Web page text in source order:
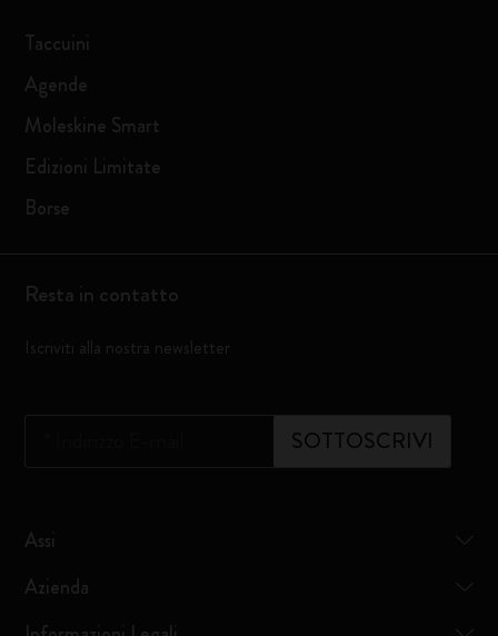
Taccuini
Agende
Moleskine Smart
Edizioni Limitate
Borse
Resta in contatto
Iscriviti alla nostra newsletter
SOTTOSCRIVI
Assi
Azienda